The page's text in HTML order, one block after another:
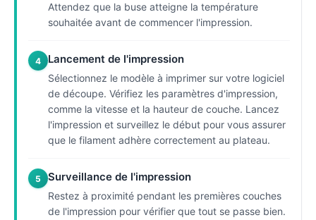
Attendez que la buse atteigne la température
souhaitée avant de commencer l'impression.
4 Lancement de l'impression
Sélectionnez le modèle à imprimer sur votre logiciel
de découpe. Vérifiez les paramètres d'impression,
comme la vitesse et la hauteur de couche. Lancez
l'impression et surveillez le début pour vous assurer
que le filament adhère correctement au plateau.
5 Surveillance de l'impression
Restez à proximité pendant les premières couches
de l'impression pour vérifier que tout se passe bien.